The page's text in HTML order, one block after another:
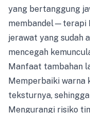
yang bertanggung
membandel—terapi
jerawat yang sudah
mencegah
Manfaat tambahan
Memperbaiki warna
teksturnya,
Mengurangi risiko